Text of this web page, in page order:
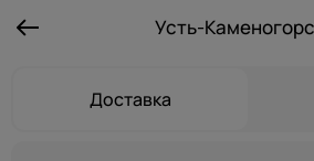
Усть-
Доставка